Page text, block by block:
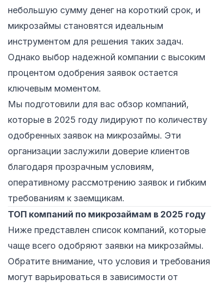
небольшую сумму денег на короткий срок, и
микрозаймы становятся идеальным
инструментом для решения таких задач.
Однако выбор надежной компании с высоким
процентом одобрения заявок остается
ключевым моментом.
Мы подготовили для вас обзор компаний,
которые в 2025 году лидируют по количеству
одобренных заявок на микрозаймы. Эти
организации заслужили доверие клиентов
благодаря прозрачным условиям,
оперативному рассмотрению заявок и гибким
требованиям к заемщикам.
ТОП компаний по микрозаймам в 2025 году
Ниже представлен список компаний, которые
чаще всего одобряют заявки на микрозаймы.
Обратите внимание, что условия и требования
могут варьироваться в зависимости от